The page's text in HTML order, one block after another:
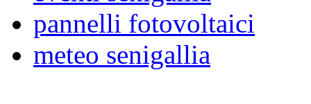
pannelli fotovoltaici
meteo senigallia